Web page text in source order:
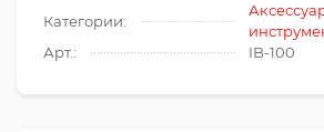
Категории:
Арт.:
IB-100